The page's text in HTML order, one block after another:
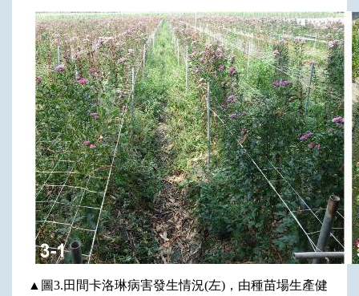
▲ 圖3.田間卡洛琳病害發生情況(左)，由種苗場生產健